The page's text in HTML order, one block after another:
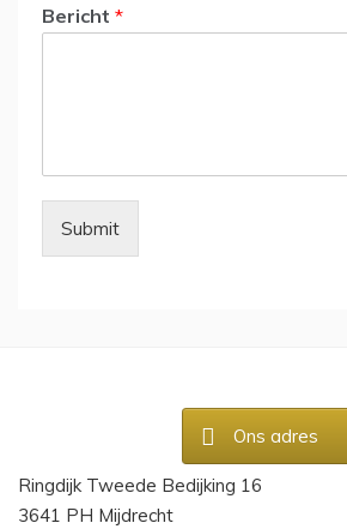
Bericht *
Submit
Ons adres
Ringdijk Tweede Bedijking 16
3641 PH Mijdrecht